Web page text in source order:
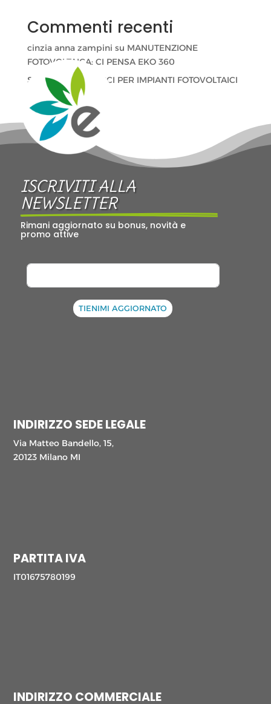
Commenti recenti
cinzia anna zampini su MANUTENZIONE
FOTOVOLTAICA: CI PENSA EKO 360
Stefano Velati
CCI PER IMPIANTI FOTOVOLTAICI
ISCRIVITI ALLA
NEWSLETTER
Rimani aggiornato su bonus, novità e
promo attive
TIENIMI AGGIORNATO
INDIRIZZO SEDE LEGALE
Via Matteo Bandello, 15,
20123 Milano MI
PARTITA IVA
IT01675780199
INDIRIZZO COMMERCIALE